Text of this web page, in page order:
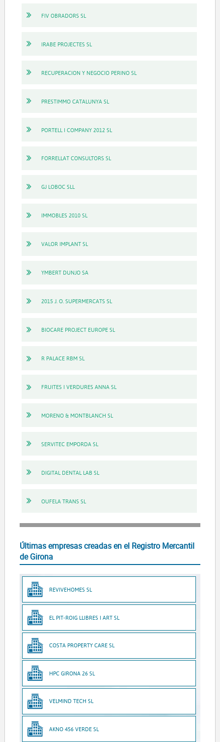
FIV OBRADORS SL
IRABE PROJECTES SL
RECUPERACION Y NEGOCIO PERINO SL
PRESTIMMO CATALUNYA SL
PORTELL I COMPANY 2012 SL
FORRELLAT CONSULTORS SL
GJ LOBOC SLL
IMMOBLES 2010 SL
VALOR IMPLANT SL
YMBERT DUNJO SA
2015 J. O. SUPERMERCATS SL
BIOCARE PROJECT EUROPE SL
R PALACE RBM SL
FRUITES I VERDURES ANNA SL
MORENO & MONTBLANCH SL
SERVITEC EMPORDA SL
DIGITAL DENTAL LAB SL
OUFELA TRANS SL
Últimas empresas creadas en el Registro Mercantil
de Girona
REVIVEHOMES SL
EL PIT-ROIG LLIBRES I ART SL
COSTA PROPERTY CARE SL
HPC GIRONA 26 SL
VELMIND TECH SL
AKNO 456 VERDE SL